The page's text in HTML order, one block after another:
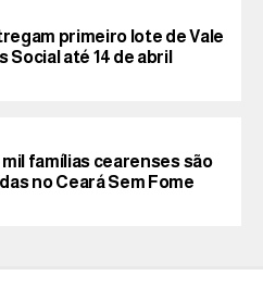
primeiro lote de Vale
Social até 14 de abril
famílias cearenses são
no Ceará Sem Fome